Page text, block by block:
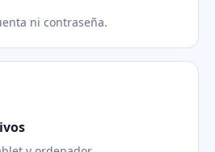
ni contraseña.